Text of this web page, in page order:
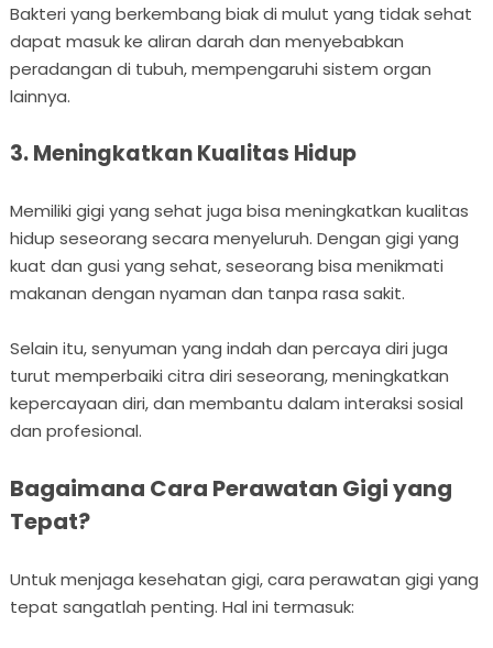
Bakteri yang berkembang biak di mulut yang tidak sehat
dapat masuk ke aliran darah dan menyebabkan
peradangan di tubuh, mempengaruhi sistem organ
lainnya.
3. Meningkatkan Kualitas Hidup
Memiliki gigi yang sehat juga bisa meningkatkan kualitas
hidup seseorang secara menyeluruh. Dengan gigi yang
kuat dan gusi yang sehat, seseorang bisa menikmati
makanan dengan nyaman dan tanpa rasa sakit.
Selain itu, senyuman yang indah dan percaya diri juga
turut memperbaiki citra diri seseorang, meningkatkan
kepercayaan diri, dan membantu dalam interaksi sosial
dan profesional.
Bagaimana Cara Perawatan Gigi yang
Tepat?
Untuk menjaga kesehatan gigi, cara perawatan gigi yang
tepat sangatlah penting. Hal ini termasuk: